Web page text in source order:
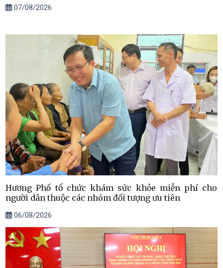
07/08/2026
Hương Phố tổ chức khám sức khỏe miễn phí cho
người dân thuộc các nhóm đối tượng ưu tiên
06/08/2026